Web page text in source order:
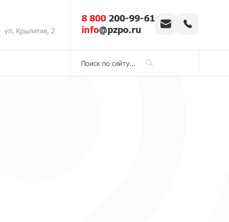
ул. Крылатая, 2
8 800 200-99-61
info@pzpo.ru